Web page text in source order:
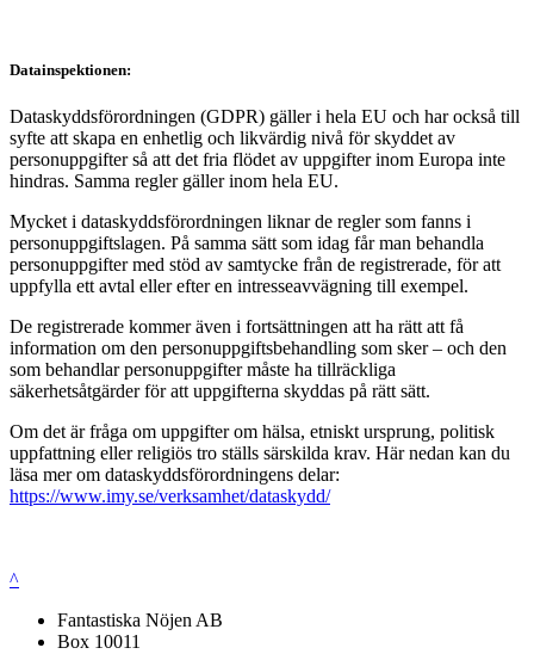
Datainspektionen:
Dataskyddsförordningen (GDPR) gäller i hela EU och har också till
syfte att skapa en enhetlig och likvärdig nivå för skyddet av
personuppgifter så att det fria flödet av uppgifter inom Europa inte
hindras. Samma regler gäller inom hela EU.
Mycket i dataskyddsförordningen liknar de regler som fanns i
personuppgiftslagen. På samma sätt som idag får man behandla
personuppgifter med stöd av samtycke från de registrerade, för att
uppfylla ett avtal eller efter en intresseavvägning till exempel.
De registrerade kommer även i fortsättningen att ha rätt att få
information om den personuppgiftsbehandling som sker – och den
som behandlar personuppgifter måste ha tillräckliga
säkerhetsåtgärder för att uppgifterna skyddas på rätt sätt.
Om det är fråga om uppgifter om hälsa, etniskt ursprung, politisk
uppfattning eller religiös tro ställs särskilda krav. Här nedan kan du
läsa mer om dataskyddsförordningens delar:
https://www.imy.se/verksamhet/dataskydd/
^
Fantastiska Nöjen AB
Box 10011